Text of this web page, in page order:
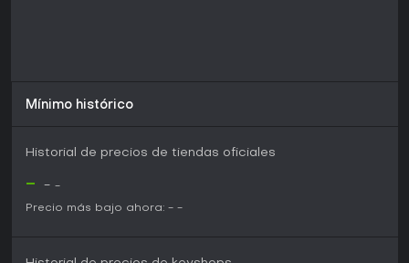
Mínimo histórico
Historial de precios de tiendas oficiales
- - -
Precio más bajo ahora: - -